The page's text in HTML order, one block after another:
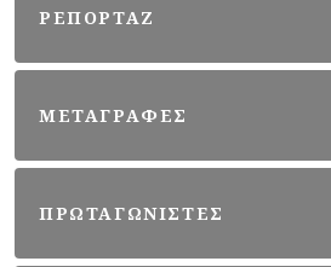
ΡΕΠΟΡΤΑΖ
ΜΕΤΑΓΡΑΦΕΣ
ΠΡΩΤΑΓΩΝΙΣΤΕΣ